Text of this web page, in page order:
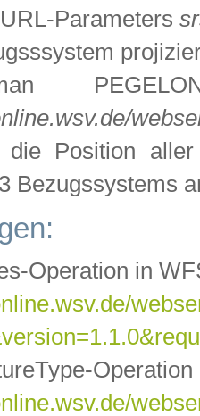
Parameters
Position
Bezugssystems
Operation in